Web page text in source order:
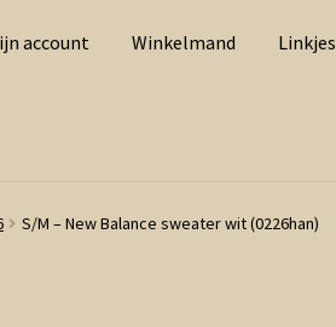
account Winkelmand Linkjes
S/M – New Balance sweater wit (0226han)